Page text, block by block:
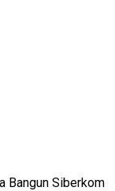
Bangun Siberkom